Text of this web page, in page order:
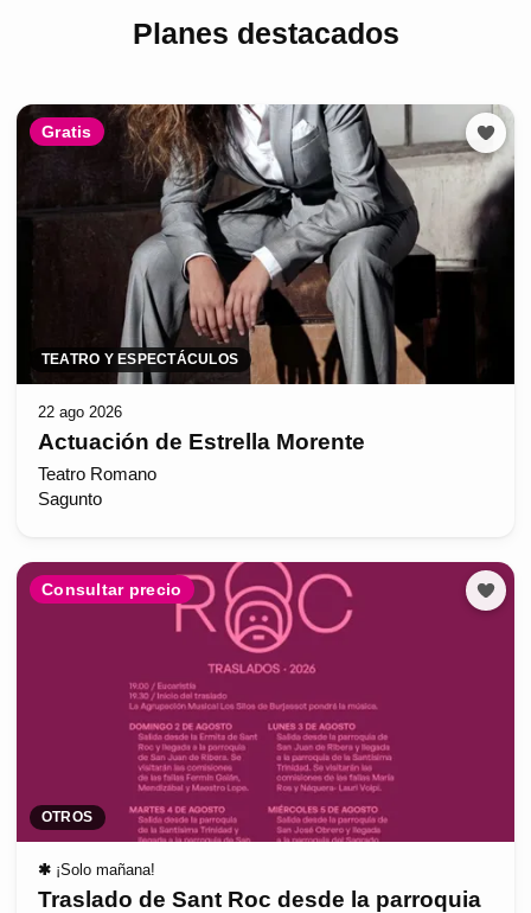
Planes destacados
Gratis
TEATRO Y ESPECTÁCULOS
22 ago 2026
Actuación de Estrella Morente
Teatro Romano
Sagunto
Consultar precio
OTROS
✱ ¡Solo mañana!
Traslado de Sant Roc desde la parroquia